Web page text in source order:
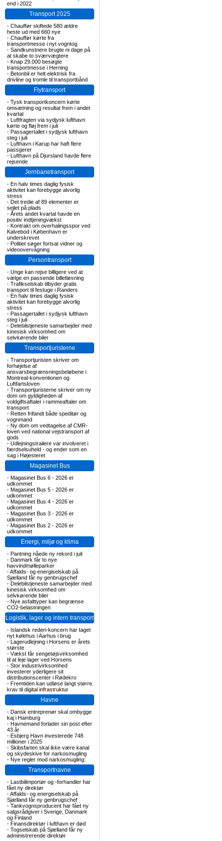
end i 2022
Transport 2025
- Chauffør skiftede 580 ældre
heste ud med 660 nye
- Chauffør kørte fra
transportmesse i nyt vogntog
- Sandkunstnere brugte ni dage på
at skabe to sværvægtere
- Knap 29.000 besøgte
transportmesse i Herning
- Betonbil er helt elektrisk fra
drivline og tromle til transportbånd
Flytransport
- Tysk transportkoncern kørte
omsætning og resultat frem i andet
kvartal
- Luftfragten via sydjysk lufthavn
kørte og fløj frem i juli
- Passagertallet i sydjysk lufthavn
steg i juli
- Lufthavn i Karup har haft flere
passgerer
- Lufthavn på Djursland havde flere
rejsende
Jernbanetransport
- En halv times daglig fysisk
aktivitet kan forebygge alvorlig
stress
- Det tredie af 89 elementer er
sejlet på plads
- Årets andet kvartal havde en
positiv indtjeningvækst
- Kontrakt om overhalingsspor ved
Kalvebod i København er
underskrevet
- Politiet søger fortsat vidner og
videoovervågning
Persontransport
- Unge kan rejse billigere ved at
vælge en passende billetløsning
- Trafikselskab tilbyder gratis
transport til festuge i Randers
- En halv times daglig fysisk
aktivitet kan forebygge alvorlig
stress
- Passagertallet i sydjysk lufthavn
steg i juli
- Delebilstjeneste samarbejder med
kinesisk virksomhed om
selvkørende biler
Transportjuristerne
- Transportjuristen skriver om
forhøjelse af
ansvarsbegrænsningsbeløbene i
Montreal-konventionen og
Luftfartsloven
- Transportjuristerne skriver om ny
dom om gyldigheden af
voldgiftsaftaler i rammeaftaler om
transport
- Retten frifandt både speditør og
vognmand
- Ny dom om vedtagelse af CMR-
loven ved national vejstransport af
gods
- Udlejningstrailere var involveret i
færdselsuheld - og ender som en
sag i Højesteret
Magasinet Bus
- Magasinet Bus 6 - 2026 er
udkommet
- Magasinet Bus 5 - 2026 er
udkommet
- Magasinet Bus 4 - 2026 er
udkommet
- Magasinet Bus 3 - 2026 er
udkommet
- Magasinet Bus 2 - 2026 er
udkommet
Energi, miljø og klima
- Pantning nåede ny rekord i juli
- Danmark får to nye
havvindmølleparker
-Affalds- og energiselskab på
Sjælland får ny genbrugschef
- Delebilstjeneste samarbejder med
kinesisk virksomhed om
selvkørende biler
- Nye asfalttyper kan begrænse
CO2-belastningen
Logistik, lager og intern transport
- Islandsk rederi-koncern har taget
nyt kølehus i Aarhus i brug
- Lagerudlejning i Horsens er årets
største
- Vækst får sengetøjsvirksomhed
til at leje lager ved Horsens
- Stor industrivirksomhed
investerer yderligere sit
distributionscenter i Rødekro
- Fremtiden kan udløse langt større
krav til digital infrastruktur
Havne
- Dansk entreprenør skal ombygge
kaj i Hamburg
- Havnemand forlader sin post efter
43 år
- Esbjerg Havn investerede 748
millioner i 2025
- Skibsfarten skal ikke være kanal
og skydeskive for narkosmugling
- Nye regler mod narkosmugling:
Transportnavne
- Lastbilimportør og -forhandler har
fået ny direktør
-Affalds- og energiselskab på
Sjælland får ny genbrugschef
- Tankvognsproducent har fået ny
salgsrådgiver i Sverige, Danmark
og Finland
- Finansdirektør i lufthavn er død
- Togselskab på Sjælland får ny
administrerende direktør